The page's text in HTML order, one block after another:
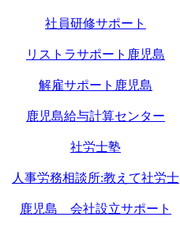
社員研修サポート
リストラサポート鹿児島
解雇サポート鹿児島
鹿児島給与計算センター
社労士塾
人事労務相談所:教えて社労士
鹿児島 会社設立サポート